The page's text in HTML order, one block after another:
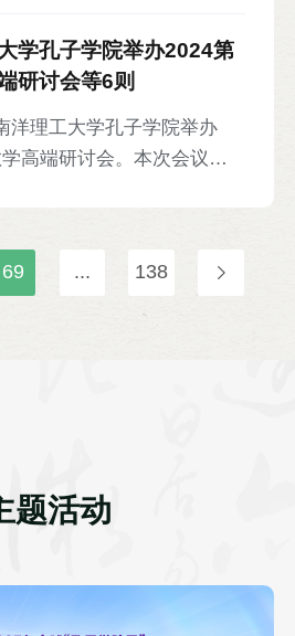
向往》和《月亮代表我的
学校学生麦速芯获一等奖。
、青年和体育大臣韩春那
国特命全权大使汪文斌，柬
金会秘书长、东盟头条新闻
学孔子学院举办2024第
研讨会等6则
洋理工大学孔子学院举办
高端研讨会。本次会议以
应用、人工智能在幼儿教育
展开研讨。新加坡华文教师
南洋理工大学孔子学院院长
69 ... 138
题活动